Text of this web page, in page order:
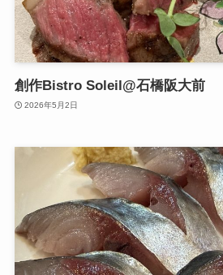
創作Bistro Soleil@石橋阪大前
2026年5月2日